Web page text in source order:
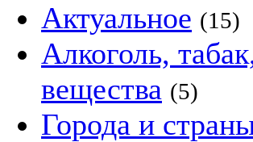
Актуальное (15)
Алкоголь,
вещества (5)
Города и